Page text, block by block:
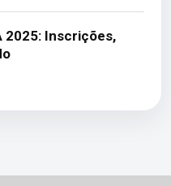
2025: Inscrições,